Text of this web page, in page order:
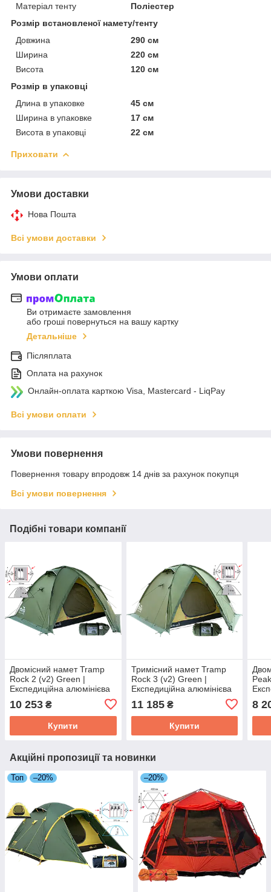
Матеріал тенту
Поліестер
Розмір встановленої намету/тенту
Довжина
290 см
Ширина
220 см
Висота
120 см
Розмір в упаковці
Длина в упаковке
45 см
Ширина в упаковке
17 см
Висота в упаковці
22 см
Приховати
Умови доставки
Нова Пошта
Всі умови доставки
Умови оплати
Ви отримаєте замовлення
або гроші повернуться на вашу картку
Детальніше
Післяплата
Оплата на рахунок
Онлайн-оплата карткою Visa, Mastercard - LiqPay
Всі умови оплати
Умови повернення
Повернення товару впродовж 14 днів за рахунок покупця
Всі умови повернення
Подібні товари компанії
Двомісний намет Tramp
Rock 2 (v2) Green |
Експедиційна алюмінієва
походів з 2 входами та 2
тамбурами
10 253 ₴
Купити
Тримісний намет Tramp
Rock 3 (v2) Green |
Експедиційна алюмінієва
походів з 2 входами та 2
тамбурами
11 185₴
Купити
8
Акційні пропозиції та новинки
Топ –20% –20%